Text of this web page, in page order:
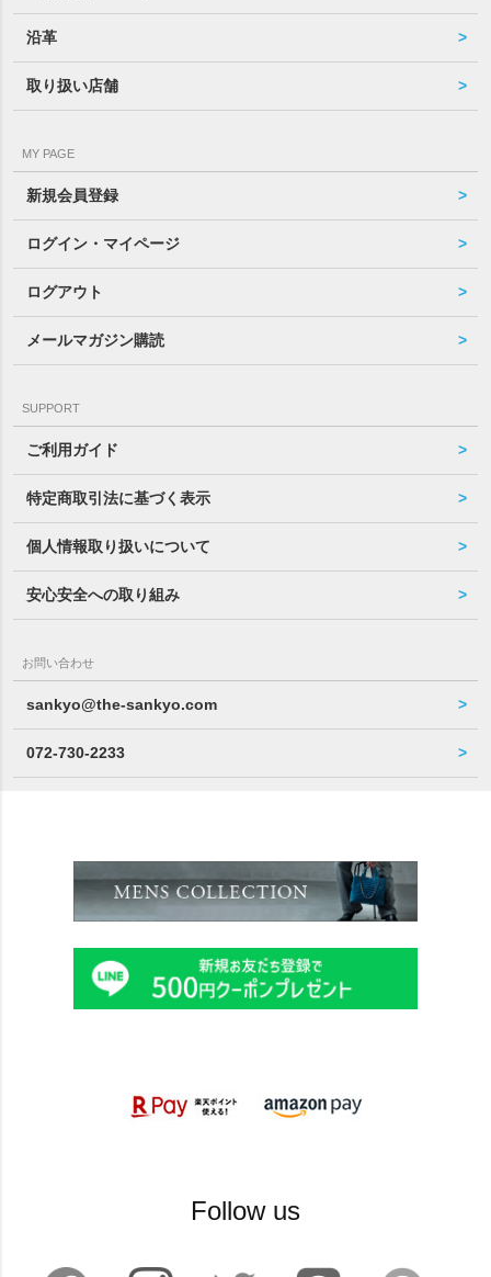
沿革
取り扱い店舗
MY PAGE
新規会員登録
ログイン・マイページ
ログアウト
メールマガジン購読
SUPPORT
ご利用ガイド
特定商取引法に基づく表示
個人情報取り扱いについて
安心安全への取り組み
お問い合わせ
sankyo@the-sankyo.com
072-730-2233
Follow us